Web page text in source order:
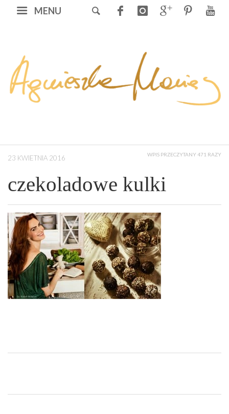
MENU
23 KWIETNIA 2016 WPIS PRZECZYTANY 471 RAZY
czekoladowe kulki